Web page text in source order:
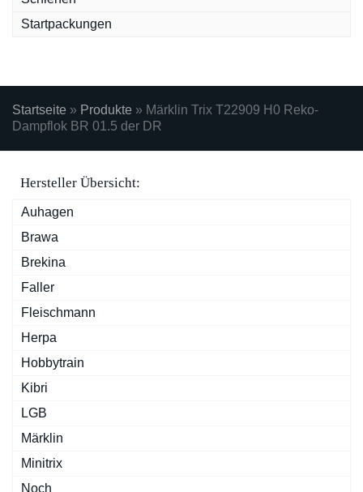
Startpackungen
Startseite » Produkte » Märklin Trix T22909 H0 Reko-
Dampflok BR 01.5 der DR
Hersteller Übersicht:
Auhagen
Brawa
Brekina
Faller
Fleischmann
Herpa
Hobbytrain
Kibri
LGB
Märklin
Minitrix
Noch